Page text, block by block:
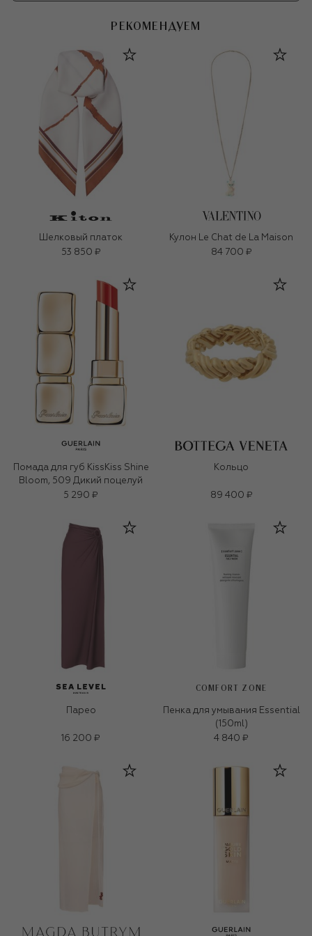
РЕКОМЕНДУЕМ
Шелковый платок
53 850 ₽
Кулон Le Chat de La Maison
84 700 ₽
Помада для губ KissKiss Shine
Bloom, 509 Дикий поцелуй
5 290 ₽
Кольцо
89 400 ₽
Парео
16 200 ₽
COMFORT ZONE
Пенка для умывания Essential
(150ml)
4 840 ₽